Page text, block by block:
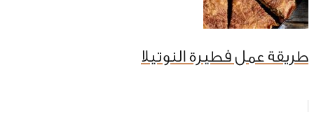
طريقة عمل فطيرة النوتيلا